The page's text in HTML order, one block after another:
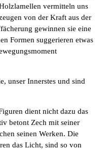
vermitteln uns
von der Kraft aus der
gewinnen sie eine
Formen suggerieren etwas
unser Innerstes und sind
dient nicht dazu das
betont Zech mit seiner
seinen Werken. Die
das Licht, sind so von